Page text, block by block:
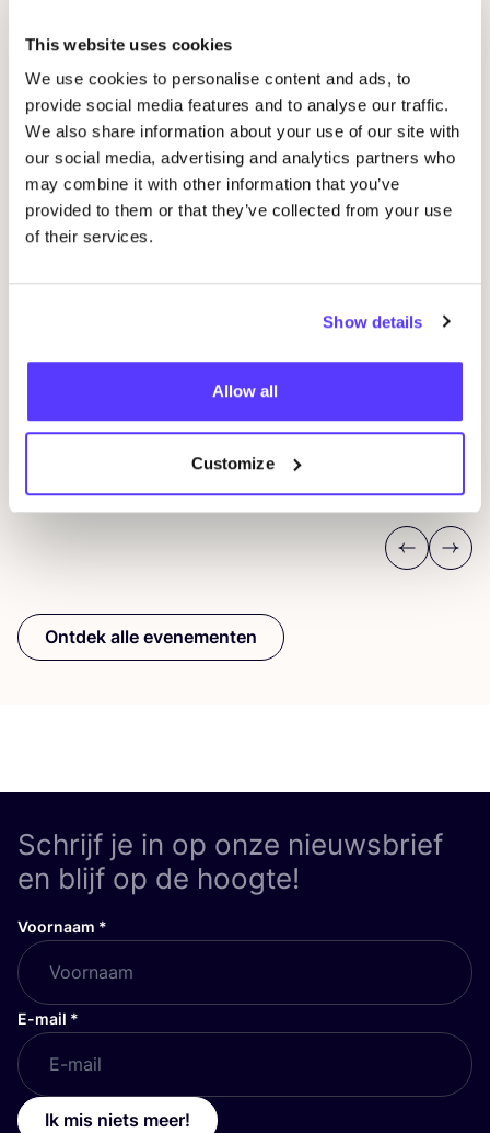
This website uses cookies
We use cookies to personalise content and ads, to
provide social media features and to analyse our traffic.
We also share information about your use of our site with
our social media, advertising and analytics partners who
may combine it with other information that you’ve
provided to them or that they’ve collected from your use
of their services.
Show details
Allow all
Customize
Gerelateerde evenementen
Workshop
REST
Pieter Reypenslei 4-6 2640 Mortsel België
Previous
Next
Ontdek alle evenementen
Schrijf je in op onze nieuwsbrief
en blijf op de hoogte!
Voornaam *
E-mail *
Ik mis niets meer!